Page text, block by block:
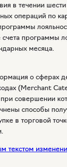
в течении
операций по
программы
месяца.
о сферах
(Merchant
совершении
способы
в торговой
текстом